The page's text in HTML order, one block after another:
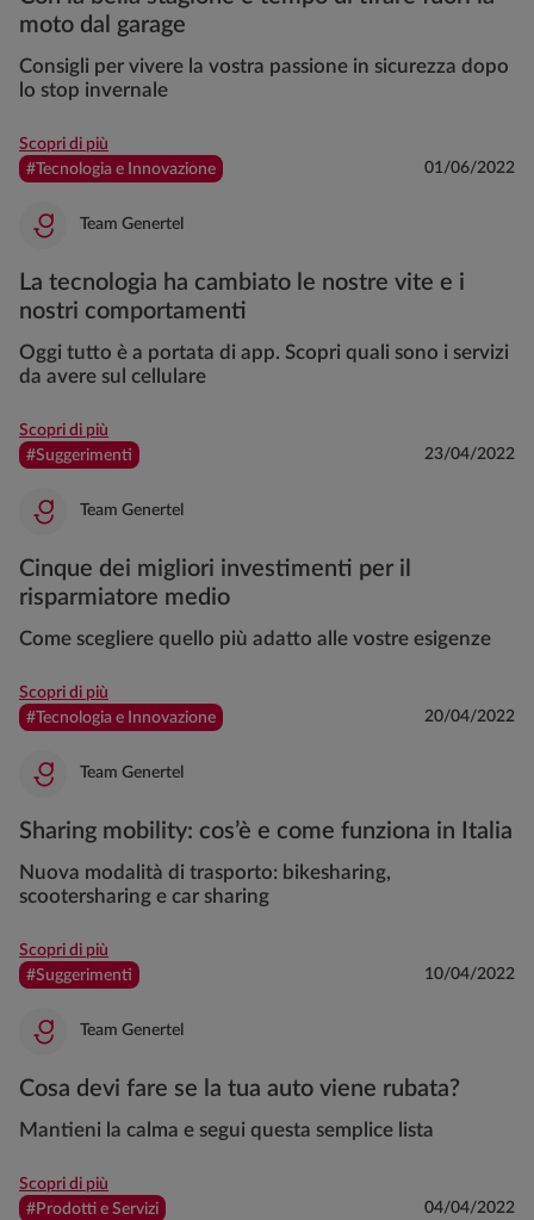
moto dal garage
Consigli per vivere la vostra passione in sicurezza dopo
lo stop invernale
Scopri di più
#Tecnologia e Innovazione
01/06/2022
Team Genertel
La tecnologia ha cambiato le nostre vite e i
nostri comportamenti
Oggi tutto è a portata di app. Scopri quali sono i servizi
da avere sul cellulare
Scopri di più
#Suggerimenti
23/04/2022
Team Genertel
Cinque dei migliori investimenti per il
risparmiatore medio
Come scegliere quello più adatto alle vostre esigenze
Scopri di più
#Tecnologia e Innovazione
20/04/2022
Team Genertel
Sharing mobility: cos’è e come funziona in Italia
Nuova modalità di trasporto: bikesharing,
scootersharing e car sharing
Scopri di più
#Suggerimenti
10/04/2022
Team Genertel
Cosa devi fare se la tua auto viene rubata?
Mantieni la calma e segui questa semplice lista
Scopri di più
#Prodotti e Servizi
04/04/2022